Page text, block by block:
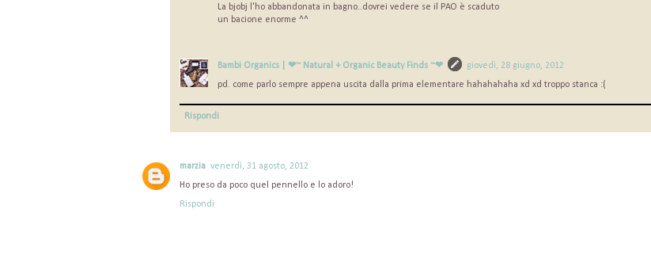
La bjobj l'ho abbandonata in bagno..dovrei vedere se il PAO è scaduto
un bacione enorme ^^
Bambi Organics | ❤~ Natural + Organic Beauty Finds ~❤
giovedì, 28 giugno, 2012
pd. come parlo sempre appena uscita dalla prima elementare hahahahaha xd xd troppo stanca :(
Rispondi
marzia venerdì, 31 agosto, 2012
Ho preso da poco quel pennello e lo adoro!
Rispondi